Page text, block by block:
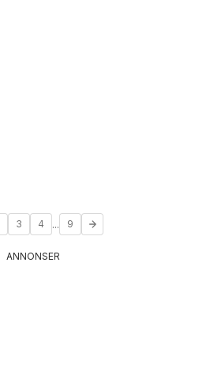
3 4 ... 9
ANNONSER